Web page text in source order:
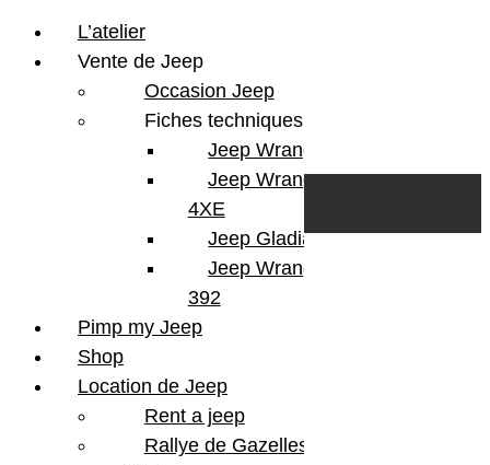
L’atelier
Vente de Jeep
Occasion Jeep
Fiches techniques
Jeep Wrangler JL
Jeep Wrangler
4XE
Jeep Gladiator
Jeep Wrangler V8
392
Pimp my Jeep
Shop
Location de Jeep
Rent a jeep
Rallye de Gazelles